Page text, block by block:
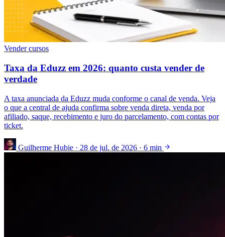
Vender cursos
Taxa da Eduzz em 2026: quanto custa vender de
verdade
A taxa anunciada da Eduzz muda conforme o canal de venda. Veja
o que a central de ajuda confirma sobre venda direta, venda por
afiliado, saque, recebimento e juro do parcelamento, com contas por
ticket.
Guilherme Hubie · 28 de jul. de 2026 · 6 min